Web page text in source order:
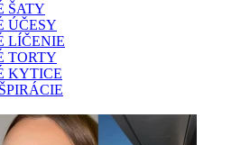
ŠATY
ÚČESY
LÍČENIE
TORTY
KYTICE